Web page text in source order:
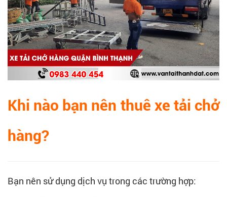
Khi nào bạn nên thuê xe tải chở
hàng?
Bạn nên sử dụng dịch vụ trong các trường hợp: